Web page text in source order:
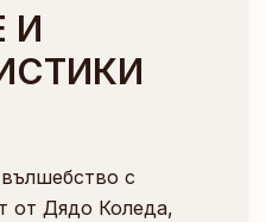
И
с
от Дядо Коледа,